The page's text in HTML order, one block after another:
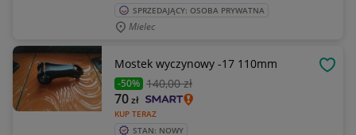
SPRZEDAJĄCY: OSOBA PRYWATNA
Mielec
Mostek wyczynowy -17 110mm
-50% 140,00 zł
KUP TERAZ
70zł
STAN: NOWY